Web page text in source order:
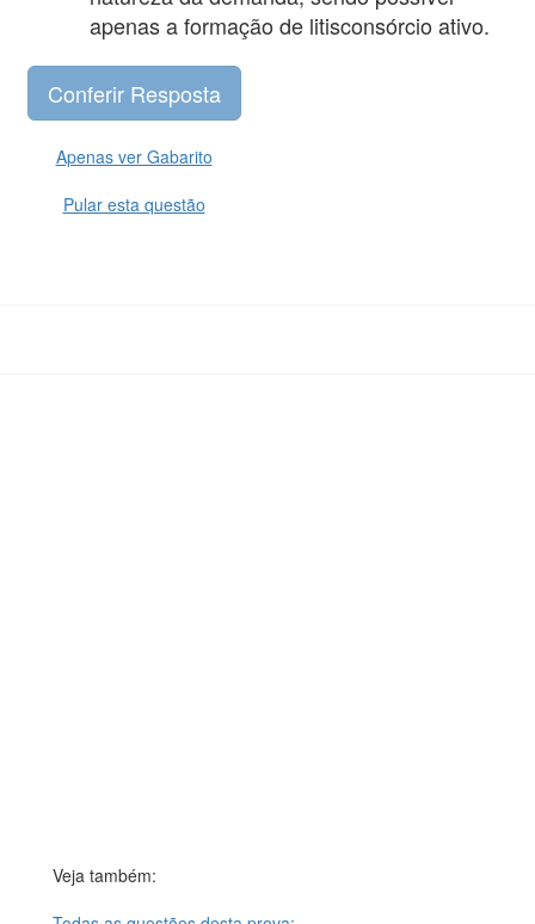
apenas a formação de litisconsórcio ativo.
Apenas ver Gabarito
Pular esta questão
Veja também: